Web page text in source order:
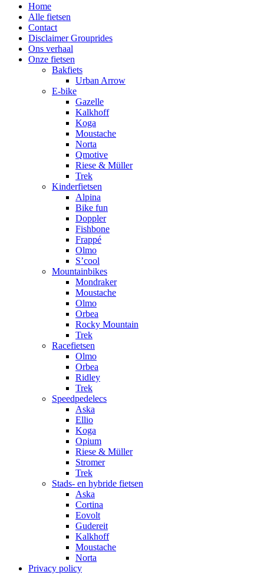
Home
Alle fietsen
Contact
Disclaimer Grouprides
Ons verhaal
Onze fietsen
Bakfiets
Urban Arrow
E-bike
Gazelle
Kalkhoff
Koga
Moustache
Norta
Qmotive
Riese & Müller
Trek
Kinderfietsen
Alpina
Bike fun
Doppler
Fishbone
Frappé
Olmo
S’cool
Mountainbikes
Mondraker
Moustache
Olmo
Orbea
Rocky Mountain
Trek
Racefietsen
Olmo
Orbea
Ridley
Trek
Speedpedelecs
Aska
Ellio
Koga
Opium
Riese & Müller
Stromer
Trek
Stads- en hybride fietsen
Aska
Cortina
Eovolt
Gudereit
Kalkhoff
Moustache
Norta
Privacy policy